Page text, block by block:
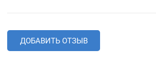
ДОБАВИТЬ ОТЗЫВ